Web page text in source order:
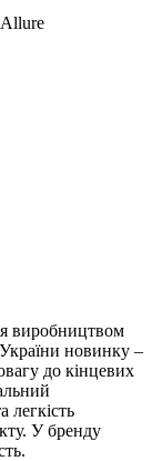
виробництвом
новинку –
до кінцевих
легкість
У бренду